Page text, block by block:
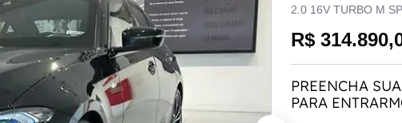
2.0 16V TURBO M
R$
PREENCHA
PARA